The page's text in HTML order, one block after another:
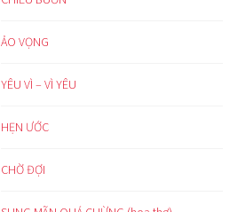
ẢO VỌNG
YÊU VÌ – VÌ YÊU
HẸN ƯỚC
CHỜ ĐỢI